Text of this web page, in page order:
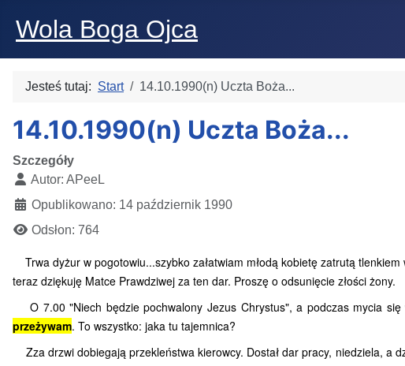
Wola Boga Ojca
Jesteś tutaj: Start 14.10.1990(n) Uczta Boża...
14.10.1990(n) Uczta Boża...
Szczegóły
Autor: APeeL
Opublikowano: 14 październik 1990
Odsłon: 764
Trwa dyżur w pogotowiu...szybko załatwiam młodą kobietę zatrutą
teraz dziękuję Matce Prawdziwej za ten dar. Proszę o odsunięcie złości żony.
O 7.00 "Niech będzie pochwalony Jezus Chrystus", a podczas mycia się
przeżywam. To wszystko: jaka tu tajemnica?
Zza drzwi dobiegają przekleństwa kierowcy. Dostał dar pracy, niedziela, a